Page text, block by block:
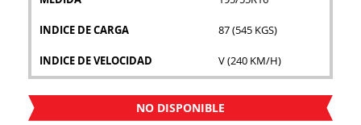
INDICE DE CARGA 87 (545 KGS)
INDICE DE VELOCIDAD V (240 KM/H)
NO DISPONIBLE